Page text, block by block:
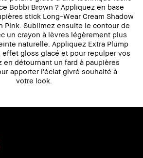
Bobbi Brown ? Appliquez en base
stick Long-Wear Cream Shadow
Pink. Sublimez ensuite le contour de
un crayon à lèvres légèrement plus
naturelle. Appliquez Extra Plump
effet gloss glacé et pour repulper vos
en détournant un fard à paupières
apporter l'éclat givré souhaité à
votre look.